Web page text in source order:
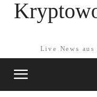
Live News